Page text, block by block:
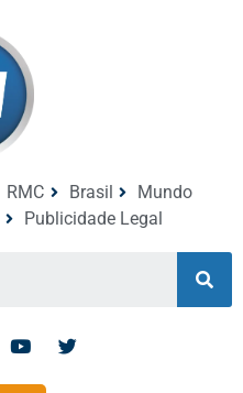
RMC Brasil
Mundo
Publicidade Legal